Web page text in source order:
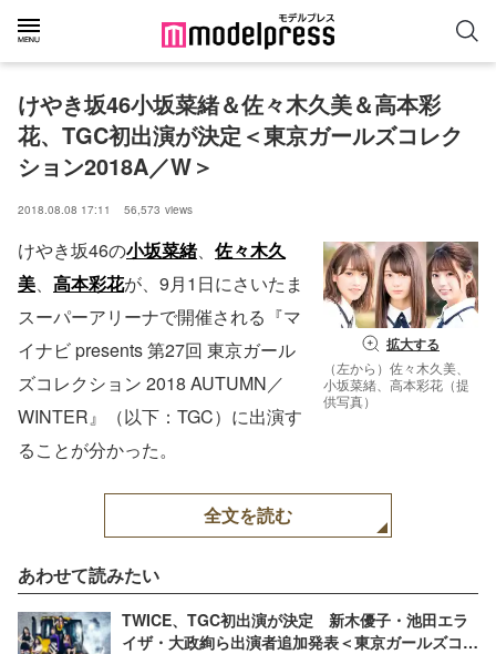
けやき坂46小坂菜緒＆佐々木久美＆高本彩
花、TGC初出演が決定＜東京ガールズコレク
ション2018A／W＞
2018.08.08 17:11 56,573 views
拡大する
（左から）佐々木久美、
小坂菜緒、高本彩花（提
供写真）
けやき坂46の小坂菜緒、 佐々木久
美、 高本彩花が、9月1日にさいたま
スーパーアリーナで開催される『マ
イナビ presents 第27回 東京ガール
ズコレクション 2018 AUTUMN／
WINTER』（以下：TGC）に出演す
ることが分かった。
全文を読む
あわせて読みたい
TWICE、TGC初出演が決定 新木優子・池田エラ
イザ・大政絢ら出演者追加発表＜東京ガールズコレ